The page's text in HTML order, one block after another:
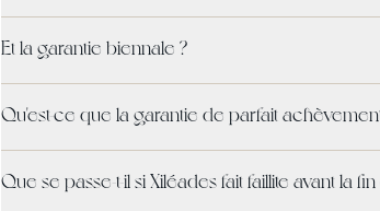
Et la garantie biennale ?
Qu'est-ce que la garantie de parfait
Que se passe-t-il si Xiléades fait faillite avant la